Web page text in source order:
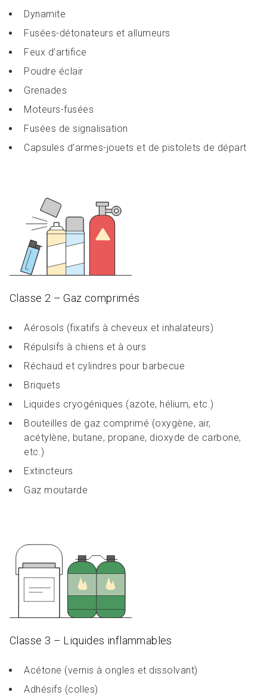
Dynamite
Fusées-détonateurs et allumeurs
Feux d’artifice
Poudre éclair
Grenades
Moteurs-fusées
Fusées de signalisation
Capsules d’armes-jouets et de pistolets de départ
Classe 2 – Gaz comprimés
Aérosols (fixatifs à cheveux et inhalateurs)
Répulsifs à chiens et à ours
Réchaud et cylindres pour barbecue
Briquets
Liquides cryogéniques (azote, hélium, etc.)
Bouteilles de gaz comprimé (oxygène, air,
acétylène, butane, propane, dioxyde de carbone,
etc.)
Extincteurs
Gaz moutarde
Classe 3 – Liquides inflammables
Acétone (vernis à ongles et dissolvant)
Adhésifs (colles)